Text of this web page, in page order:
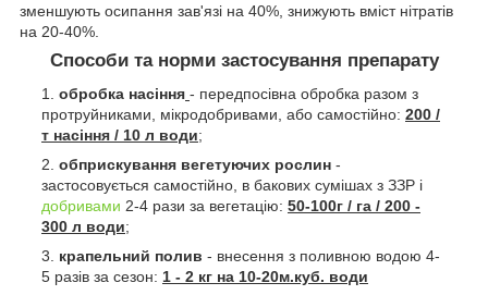
зменшують осипання зав'язі на 40%, знижують вміст нітратів
на 20-40%.
Способи та норми застосування препарату
обробка насіння - передпосівна обробка разом з
протруйниками, мікродобривами, або самостійно: 200 /
т насіння / 10 л води;
обприскування вегетуючих рослин -
застосовується самостійно, в бакових сумішах з ЗЗР і
добривами 2-4 рази за вегетацію: 50-100г / га / 200 -
300 л води;
крапельний полив - внесення з поливною водою 4-
5 разів за сезон: 1 - 2 кг на 10-20м.куб. води